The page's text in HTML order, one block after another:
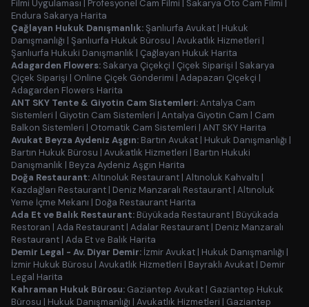
Filmi Uygulaması | Profesyonel Cam Filmi | Sakarya Oto Cam Filmi |
Endura Sakarya Harita
Çağlayan Hukuk Danışmanlık:Şanlıurfa Avukat | Hukuk
Danışmanlığı | Şanlıurfa Hukuk Bürosu | Avukatlık Hizmetleri |
Şanlıurfa Hukuki Danışmanlık | Çağlayan Hukuk Harita
Adagarden Flowers: Sakarya Çiçekçi | Çiçek Siparişi | Sakarya
Çiçek Siparişi | Online Çiçek Gönderimi | Adapazarı Çiçekçi |
Adagarden Flowers Harita
ANT SKY Tente & Giyotin Cam Sistemleri:Antalya Cam
Sistemleri | Giyotin Cam Sistemleri | Antalya Giyotin Cam | Cam
Balkon Sistemleri | Otomatik Cam Sistemleri | ANT SKY Harita
Avukat Beyza Aydeniz Aşgın: Bartın Avukat | Hukuk Danışmanlığı |
Bartın Hukuk Bürosu | Avukatlık Hizmetleri | Bartın Hukuki
Danışmanlık | Beyza Aydeniz Aşgın Harita
Doğa Restaurant:Altınoluk Restaurant | Altınoluk Kahvaltı |
Kazdağları Restaurant | Deniz Manzaralı Restaurant | Altınoluk
Yeme İçme Mekanı | Doğa Restaurant Harita
Ada Et ve Balık Restaurant: Büyükada Restaurant | Büyükada
Restoran | Ada Restaurant | Adalar Restaurant | Deniz Manzaralı
Restaurant | Ada Et ve Balık Harita
Demir Legal - Av. Diyar Demir: İzmir Avukat | Hukuk Danışmanlığı |
İzmir Hukuk Bürosu | Avukatlık Hizmetleri | Bayraklı Avukat | Demir
Legal Harita
Kahraman Hukuk Bürosu: Gaziantep Avukat | Gaziantep Hukuk
Bürosu | Hukuk Danışmanlığı | Avukatlık Hizmetleri | Gaziantep